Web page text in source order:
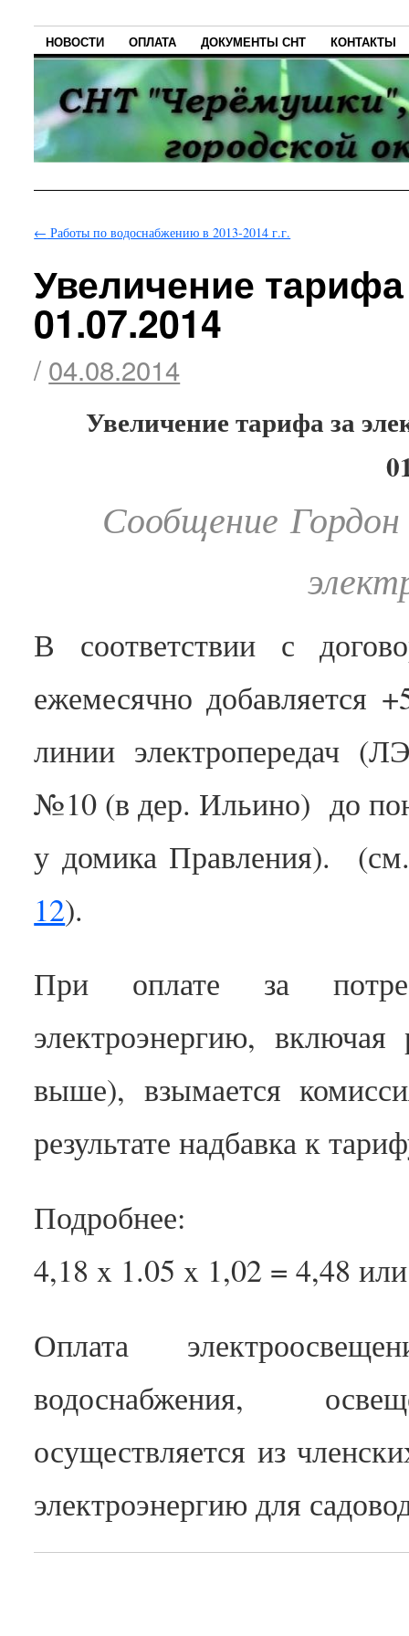
НОВОСТИ ОПЛАТА ДОКУМЕНТЫ СНТ КОНТАКТЫ
← Работы по водоснабжению в 2013-2014 г.г.
Увеличение
01.07.2014
/ 04.08.2014
Увеличение тарифа за
Сообщение
В соответствии с
ежемесячно добавляется
линии электропередач
№10 (в дер. Ильино) до
у домика Правления).
12).
При оплате за
электроэнергию,
выше), взымается
результате надбавка к
Подробнее:
4,18 x 1.05 x 1,02 = 4,48
Оплата
водоснабжения,
осуществляется из
электроэнергию для